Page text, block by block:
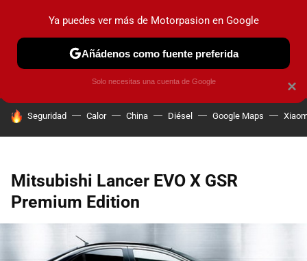
PRUEBAS COCHES ELÉCTRICOS OBSERVATORIO
HOY SE HABLA DE
Seguridad Calor China Diésel Google Maps
Mitsubishi Lancer EVO X GSR
Premium Edition
×
Ya puedes ver más de Motorpasion en Google
Añádenos como fuente preferida
Solo necesitas una cuenta de Google